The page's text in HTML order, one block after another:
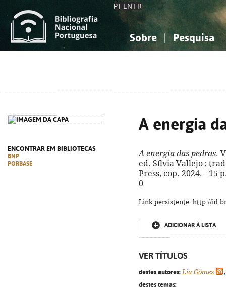
PT EN FR
Sobre Pesquisa
ENCONTRAR EM BIBLIOTECAS
BNP
PORBASE
A energia
A energia das pedras.
ed. Sílvia Vallejo ;
Press, cop. 2024. - 15
0
Link persistente: http://
ADICIONAR À LISTA
VER TÍTULOS
destes autores: Lia Gómez
destes temas: